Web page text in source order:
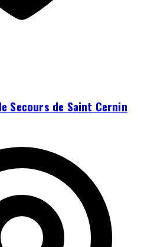
Secours de Saint Cernin